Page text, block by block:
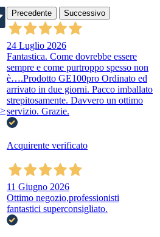
Precedente Successivo
24 Luglio 2026
Fantastica. Come dovrebbe essere
sempre e come purtroppo spesso non
è….Prodotto GE100pro Ordinato ed
arrivato in due giorni. Pacco imballato
strepitosamente. Davvero un ottimo
servizio. Grazie.
Acquirente verificato
11 Giugno 2026
Ottimo negozio,professionisti
fantastici superconsigliato.